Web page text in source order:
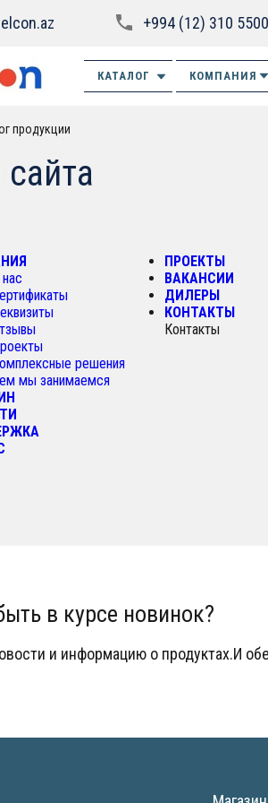
+994 (12) 310 5500
КАТАЛОГ КОМПАНИЯ
продукции
сайта
решения
мы занимаемся
ПРОЕКТЫ
ВАКАНСИИ
ДИЛЕРЫ
КОНТАКТЫ
Контакты
в курсе новинок?
и информацию о продуктах.И